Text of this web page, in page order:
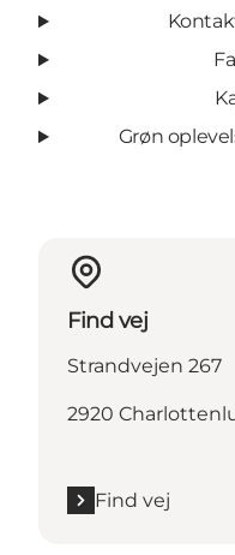
Grøn
Find vej
Strandvejen 267
2920
Find vej